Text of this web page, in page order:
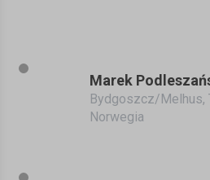
Marek
Bydgoszcz/Melhus,
Norwegia